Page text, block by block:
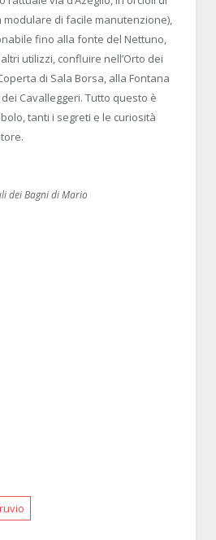
di facile manutenzione),
fino alla fonte del Nettuno,
utilizzi, confluire nell’Orto dei
di Sala Borsa, alla Fontana
Cavalleggeri. Tutto questo è
tanti i segreti e le curiosità
dei Bagni di Mario